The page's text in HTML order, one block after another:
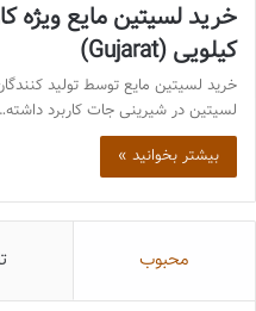
کیلویی (Gujarat)
خرید لسیتین مایع توسط تولید
لسیتین در شیرینی جات کاربرد
بیشتر بخوانید »
محبوب